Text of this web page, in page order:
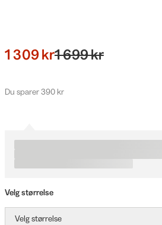
1 309 kr1 699 kr
Du sparer 390 kr
Velg størrelse
Velg størrelse